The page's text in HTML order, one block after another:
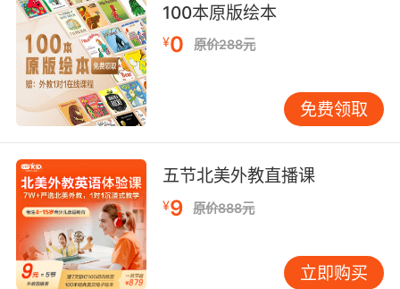
等你有空时把内脏取出来一下 轮到你干了
100本原版绘本
¥0 原价288元
免费领取
五节北美外教直播课
¥9 原价888元
立即购买